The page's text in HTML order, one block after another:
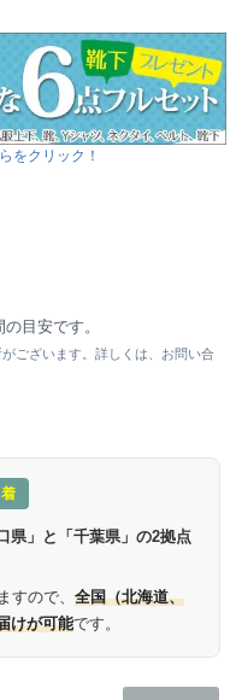
をクリック！
目安です。
ございます。詳しくは、お問い合
県」と「千葉県」の2拠点
すので、全国（北海道、
けが可能です。